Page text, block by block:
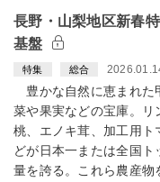
長野・山梨地区新春
基盤
特集 総合
豊かな自然に恵まれた
菜や果実などの宝庫。リ
桃、エノキ茸、加工用ト
どが日本一または全国ト
量を誇る。これら農産物